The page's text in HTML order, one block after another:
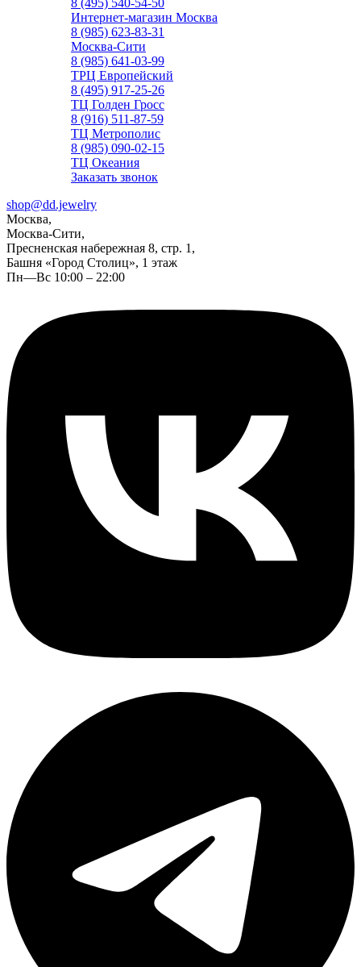
8 (495) 540-54-50
Интернет-магазин Москва
8 (985) 623-83-31
Москва-Сити
8 (985) 641-03-99
ТРЦ Европейский
8 (495) 917-25-26
ТЦ Голден Гросс
8 (916) 511-87-59
ТЦ Метрополис
8 (985) 090-02-15
ТЦ Океания
Заказать звонок
shop@dd.jewelry
Москва,
Москва-Сити,
Пресненская набережная 8, стр. 1,
Башня «Город Столиц», 1 этаж
Пн—Вс 10:00 – 22:00